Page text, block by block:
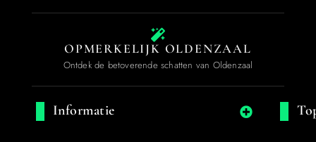
OPMERKELIJK OLDENZAAL
Ontdek de betoverende schatten van Oldenzaal
Informatie